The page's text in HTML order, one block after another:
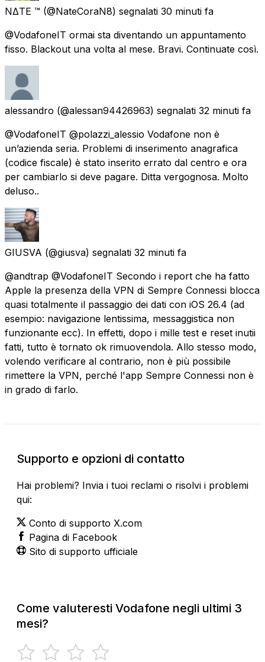
NΔTE ™️ (@NateCoraN8) segnalati 30 minuti fa
@VodafoneIT ormai sta diventando un appuntamento
fisso. Blackout una volta al mese. Bravi. Continuate così.
alessandro (@alessan94426963) segnalati 32 minuti fa
@VodafoneIT @polazzi_alessio Vodafone non è
un’azienda seria. Problemi di inserimento anagrafica
(codice fiscale) è stato inserito errato dal centro e ora
per cambiarlo si deve pagare. Ditta vergognosa. Molto
deluso..
GIUSVA (@giusva) segnalati 32 minuti fa
@andtrap @VodafoneIT Secondo i report che ha fatto
Apple la presenza della VPN di Sempre Connessi blocca
quasi totalmente il passaggio dei dati con iOS 26.4 (ad
esempio: navigazione lentissima, messaggistica non
funzionante ecc). In effetti, dopo i mille test e reset inutii
fatti, tutto è tornato ok rimuovendola. Allo stesso modo,
volendo verificare al contrario, non è più possibile
rimettere la VPN, perché l'app Sempre Connessi non è
in grado di farlo.
Supporto e opzioni di contatto
Hai problemi? Invia i tuoi reclami o risolvi i problemi
qui:
Conto di supporto X.com
Pagina di Facebook
Sito di supporto ufficiale
Come valuteresti Vodafone negli ultimi 3
mesi?